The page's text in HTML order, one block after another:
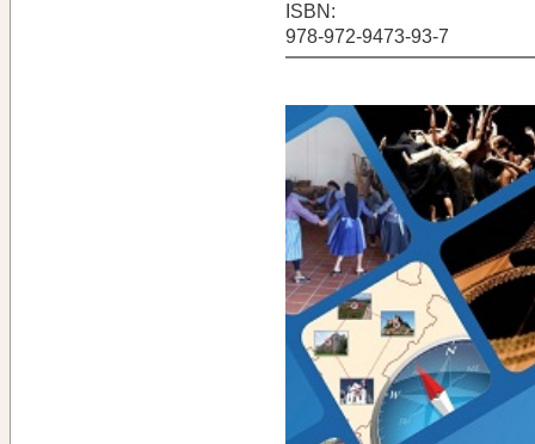
ISBN:
978-972-9473-93-7